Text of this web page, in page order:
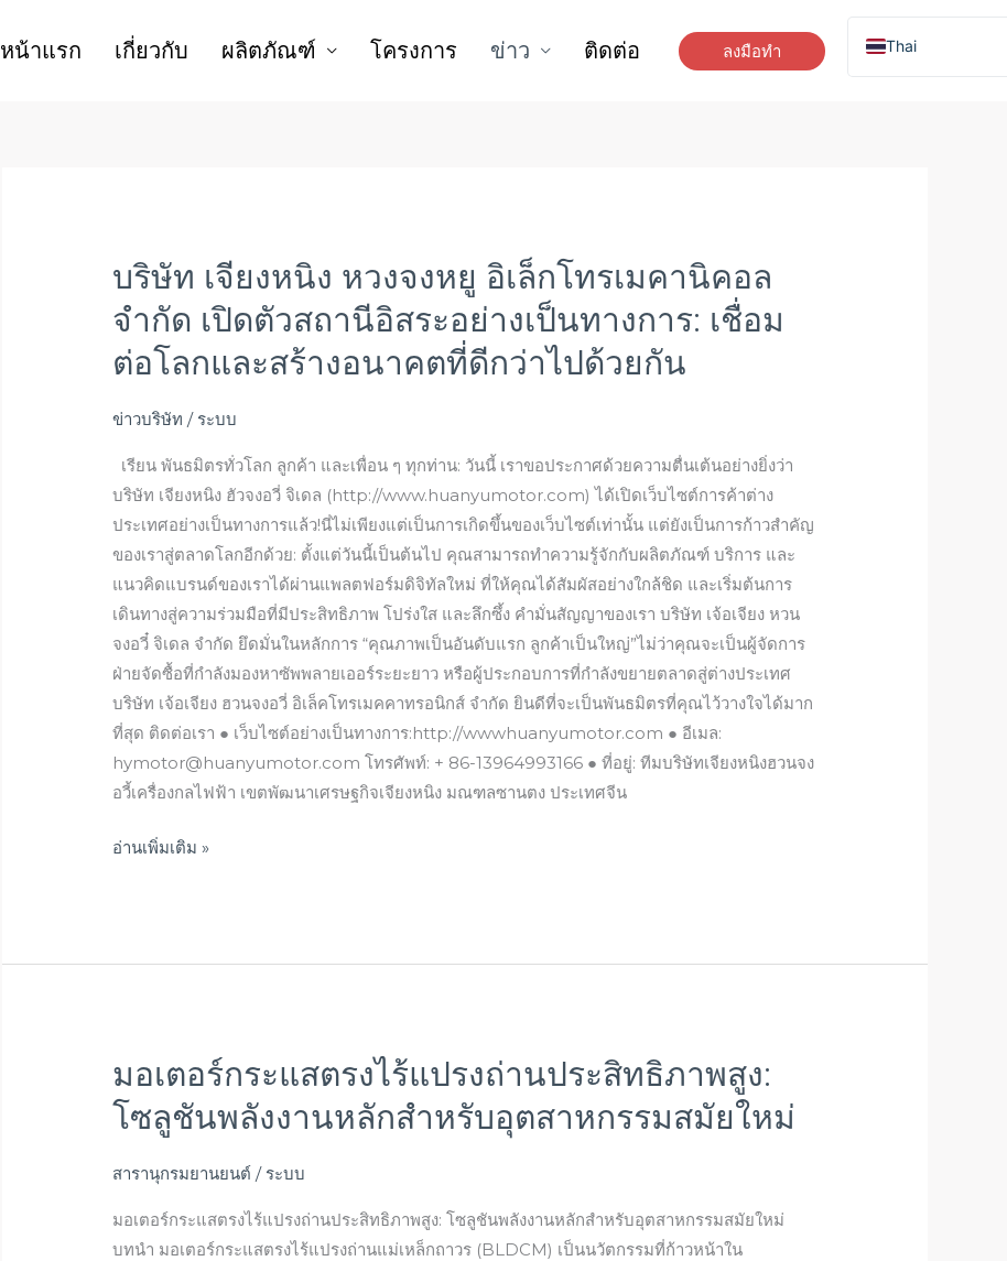
หน้าแรก เกี่ยวกับ ผลิตภัณฑ์ โครงการ ข่าว ติดต่อ ลงมือทำ Thai
บริษัท เจียงหนิง หวงจงหยู อิเล็กโทรเมคานิคอล
จำกัด เปิดตัวสถานีอิสระอย่างเป็นทางการ: เชื่อม
ต่อโลกและสร้างอนาคตที่ดีกว่าไปด้วยกัน
ข่าวบริษัท / ระบบ
เรียน พันธมิตรทั่วโลก ลูกค้า และเพื่อน ๆ ทุกท่าน: วันนี้ เราขอประกาศด้วยความตื่นเต้นอย่างยิ่งว่า
บริษัท เจียงหนิง ฮัวจงอวี่ จิเดล (http://www.huanyumotor.com) ได้เปิดเว็บไซต์การค้าต่าง
ประเทศอย่างเป็นทางการแล้ว!นี่ไม่เพียงแต่เป็นการเกิดขึ้นของเว็บไซต์เท่านั้น แต่ยังเป็นการก้าวสำคัญ
ของเราสู่ตลาดโลกอีกด้วย: ตั้งแต่วันนี้เป็นต้นไป คุณสามารถทำความรู้จักกับผลิตภัณฑ์ บริการ และ
แนวคิดแบรนด์ของเราได้ผ่านแพลตฟอร์มดิจิทัลใหม่ ที่ให้คุณได้สัมผัสอย่างใกล้ชิด และเริ่มต้นการ
เดินทางสู่ความร่วมมือที่มีประสิทธิภาพ โปร่งใส และลึกซึ้ง คำมั่นสัญญาของเรา บริษัท เจ้อเจียง หวน
จงอวี๋ จิเดล จำกัด ยึดมั่นในหลักการ “คุณภาพเป็นอันดับแรก ลูกค้าเป็นใหญ่”ไม่ว่าคุณจะเป็นผู้จัดการ
ฝ่ายจัดซื้อที่กำลังมองหาซัพพลายเออร์ระยะยาว หรือผู้ประกอบการที่กำลังขยายตลาดสู่ต่างประเทศ
บริษัท เจ้อเจียง ฮวนจงอวี่ อิเล็คโทรเมคคาทรอนิกส์ จำกัด ยินดีที่จะเป็นพันธมิตรที่คุณไว้วางใจได้มาก
ที่สุด ติดต่อเรา ● เว็บไซต์อย่างเป็นทางการ:http://wwwhuanyumotor.com ● อีเมล:
hymotor@huanyumotor.com โทรศัพท์: + 86-13964993166 ● ที่อยู่: ทีมบริษัทเจียงหนิงฮวนจง
อวี้เครื่องกลไฟฟ้า เขตพัฒนาเศรษฐกิจเจียงหนิง มณฑลซานตง ประเทศจีน
บริษัท
หนิง
หวง
หยู
เล็ก
โทร
เม
คา
นิ
คอล
จำกัด
เปิด
ตัว
สถานี
อิสระ
อย่าง
ที่
ดี
กว่า
กัน
อ่านเพิ่มเติม »
มอเตอร์กระแสตรงไร้แปรงถ่านประสิทธิภาพสูง:
โซลูชันพลังงานหลักสำหรับอุตสาหกรรมสมัยใหม่
สารานุกรมยานยนต์ / ระบบ
มอเตอร์กระแสตรงไร้แปรงถ่านประสิทธิภาพสูง: โซลูชันพลังงานหลักสำหรับอุตสาหกรรมสมัยใหม่
บทนำ มอเตอร์กระแสตรงไร้แปรงถ่านแม่เหล็กถาวร (BLDCM) เป็นนวัตกรรมที่ก้าวหน้าใน
มอเตอร์
กระแสตรง
ไร้
ถ่าน
ประสิทธิภาพ
สูง: